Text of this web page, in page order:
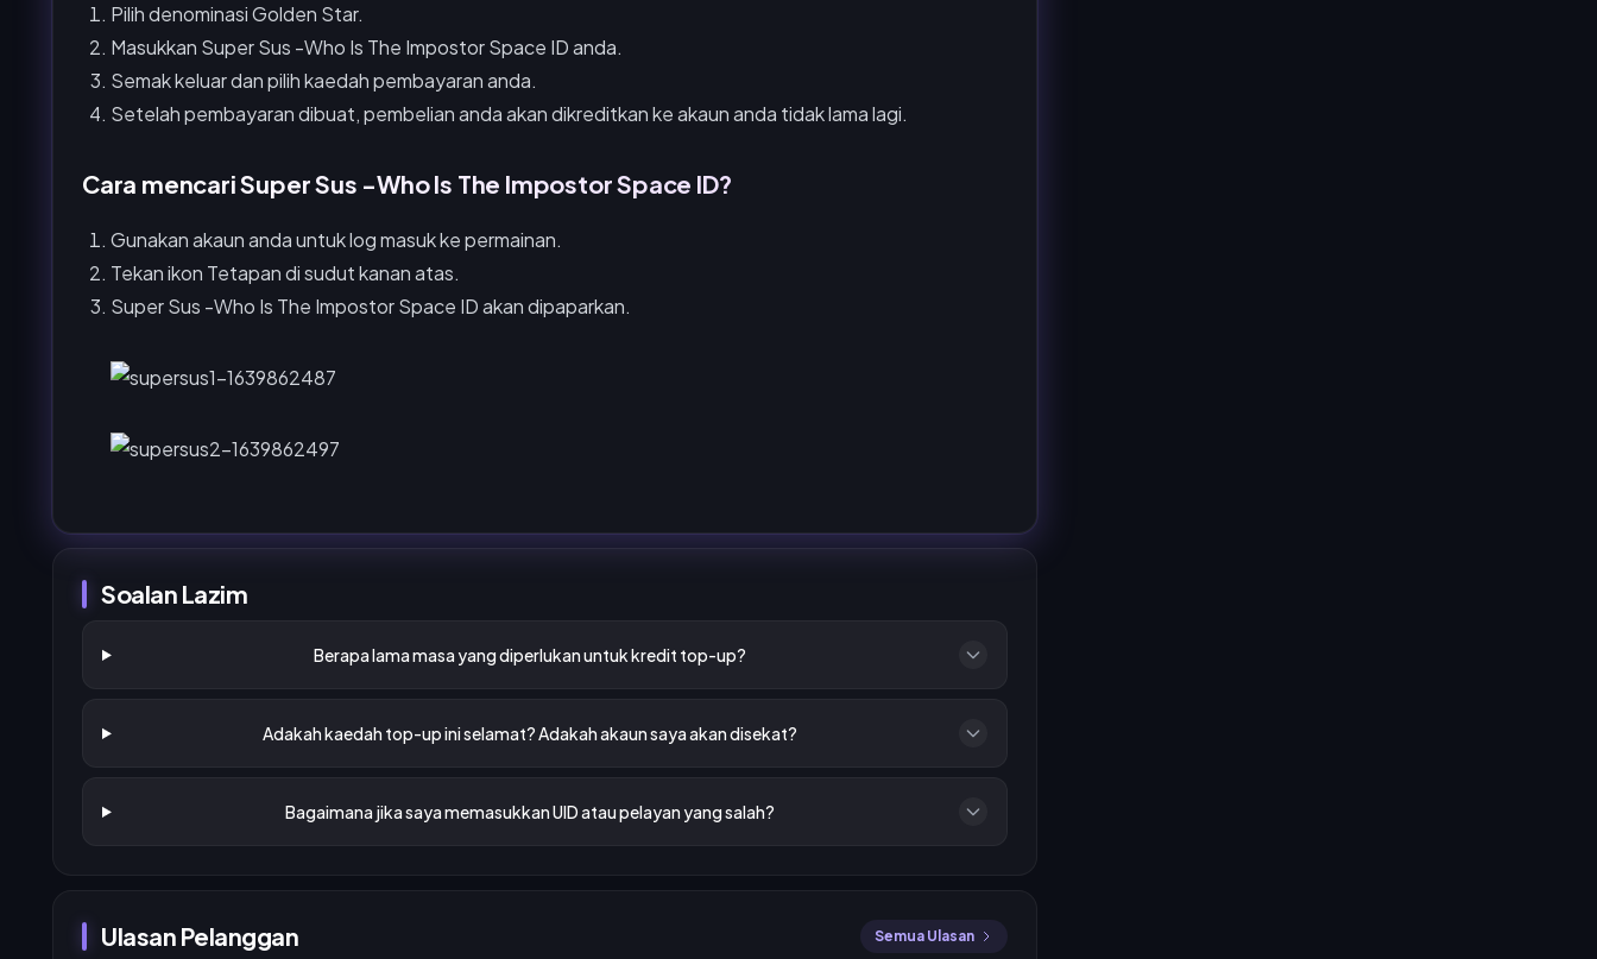
Pilih denominasi Golden Star.
Masukkan Super Sus -Who Is The Impostor Space ID anda.
Semak keluar dan pilih kaedah pembayaran anda.
Setelah pembayaran dibuat, pembelian anda akan dikreditkan ke akaun anda tidak lama lagi.
Cara mencari Super Sus -Who Is The Impostor Space ID?
Gunakan akaun anda untuk log masuk ke permainan.
Tekan ikon Tetapan di sudut kanan atas.
Super Sus -Who Is The Impostor Space ID akan dipaparkan.
Soalan Lazim
Berapa lama masa yang diperlukan untuk kredit top-up?
Adakah kaedah top-up ini selamat? Adakah akaun saya akan disekat?
Bagaimana jika saya memasukkan UID atau pelayan yang salah?
Ulasan Pelanggan Semua Ulasan